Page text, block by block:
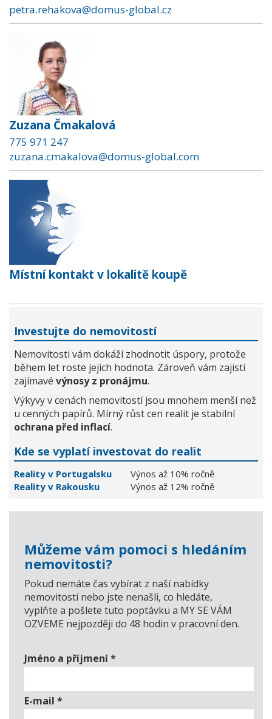
petra.rehakova@domus-global.cz
Zuzana Čmakalová
775 971 247
zuzana.cmakalova@domus-global.com
Místní kontakt v lokalitě koupě
Investujte do nemovitostí
Nemovitosti vám dokáží zhodnotit úspory, protože
během let roste jejich hodnota. Zároveň vám zajistí
zajímavé výnosy z pronájmu.
Výkyvy v cenách nemovitostí jsou mnohem menší než
u cenných papírů. Mírný růst cen realit je stabilní
ochrana před inflací.
Kde se vyplatí investovat do realit
Reality v Portugalsku
Výnos až 10% ročně
Reality v Rakousku
Výnos až 12% ročně
Můžeme vám pomoci s hledáním
nemovitosti?
Pokud nemáte čas vybírat z naší nabídky
nemovitostí nebo jste nenašli, co hledáte,
vyplňte a pošlete tuto poptávku a MY SE VÁM
OZVEME nejpozději do 48 hodin v pracovní den.
Jméno a příjmení*
E-mail *